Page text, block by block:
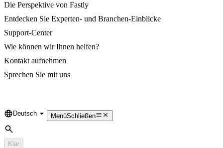
Die Perspektive von Fastly
Entdecken Sie Experten- und Branchen-Einblicke
Support-Center
Wie können wir Ihnen helfen?
Kontakt aufnehmen
Sprechen Sie mit uns
Language
Deutsch MenüSchließen
Suche
Klar